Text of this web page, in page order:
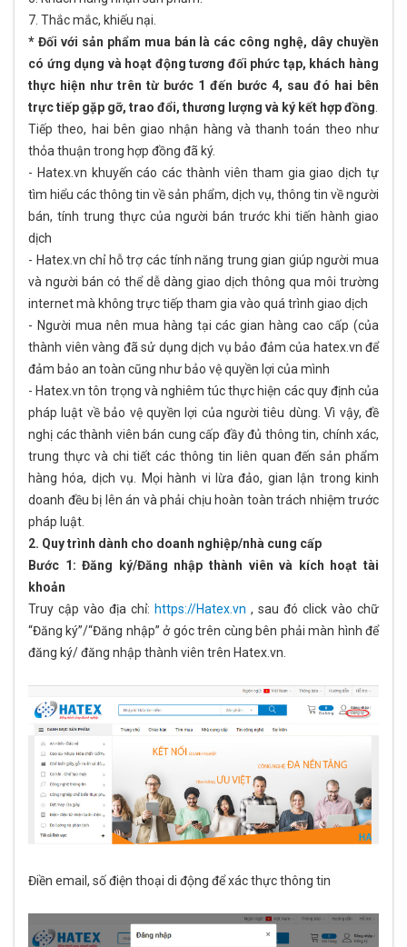
7. Thắc mắc, khiếu nại.
* Đối với sản phẩm mua bán là các công nghệ, dây chuyền
có ứng dụng và hoạt động tương đối phức tạp, khách hàng
thực hiện như trên từ bước 1 đến bước 4, sau đó hai bên
trực tiếp gặp gỡ, trao đổi, thương lượng và ký kết hợp đồng
Tiếp theo, hai bên giao nhận hàng và thanh toán theo như
thỏa thuận trong hợp đồng đã ký.
- Hatex.vn khuyến cáo các thành viên tham gia giao dịch tự
tìm hiểu các thông tin về sản phẩm, dịch vụ, thông tin về người
bán, tính trung thực của người bán trước khi tiến hành giao
dịch
- Hatex.vn chỉ hỗ trợ các tính năng trung gian giúp người mua
và người bán có thể dễ dàng giao dịch thông qua môi trường
internet mà không trực tiếp tham gia vào quá trình giao dịch
- Người mua nên mua hàng tại các gian hàng cao cấp (của
thành viên vàng đã sử dụng dịch vụ bảo đảm của hatex.vn để
đảm bảo an toàn cũng như bảo vệ quyền lợi của mình
- Hatex.vn tôn trọng và nghiêm túc thực hiện các quy định của
pháp luật về bảo vệ quyền lợi của người tiêu dùng. Vì vậy, đề
nghị các thành viên bán cung cấp đầy đủ thông tin, chính xác,
trung thực và chi tiết các thông tin liên quan đến sản phẩm
hàng hóa, dịch vụ. Mọi hành vi lừa đảo, gian lận trong kinh
doanh đều bị lên án và phải chịu hoàn toàn trách nhiệm trước
pháp luật.
2. Quy trình dành cho doanh nghiệp/nhà cung cấp
Bước 1: Đăng ký/Đăng nhập thành viên và kích hoạt tài
khoản
Truy cập vào địa chỉ: https://Hatex.vn , sau đó click vào chữ
“Đăng ký”/“Đăng nhập” ở góc trên cùng bên phải màn hình để
đăng ký/ đăng nhập thành viên trên Hatex.vn.
Điền email, số điện thoại di động để xác thực thông tin